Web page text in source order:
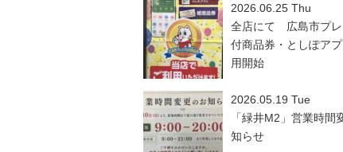
2026.06.25 Thu
全店にて 広島市プレ
付商品券・としぽア
用開始
2026.05.19 Tue
「緑井M2」営業時間
知らせ